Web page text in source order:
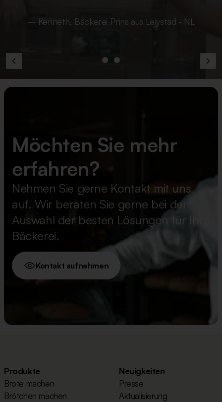
– Kenneth, Bäckerei Prins aus Lelystad - NL
Möchten Sie mehr
erfahren?
Nehmen Sie gerne Kontakt mit uns
auf. Wir beraten Sie gerne bei der
Auswahl der besten Lösungen für Ihre
Bäckerei.
Kontakt aufnehmen
Produkte
Brote machen
Brötchen machen
Neuigkeiten
Presse
Aktualisierung